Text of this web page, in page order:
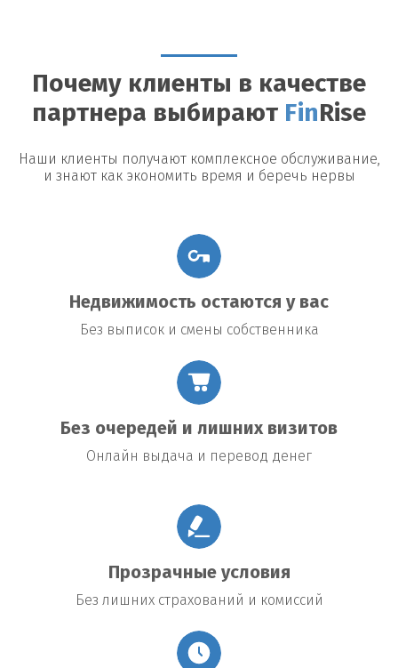
Возможные риски
Утрата недвижимости: В случае невыполнения условий
договора заемщик рискует потерять заложенное имущество.
Повышение процентной ставки:В некоторых договорах
предусмотрено повышение процентной ставки в случае
изменения общих экономических условий.
Почему клиенты в качестве
партнера выбирают Fin Rise
Наши клиенты получают комплексное обслуживание,
и знают как экономить время и беречь нервы
Недвижимость остаются у вас
Без выписок и смены собственника
Без очередей и лишних визитов
Онлайн выдача и перевод денег
Прозрачные условия
Без лишних страхований и комиссий